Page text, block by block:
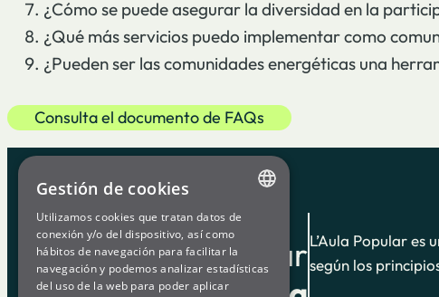
¿Cómo se puede asegurar la diversidad en la
¿Qué más servicios puedo implementar como
¿Pueden ser las comunidades energéticas una
Consulta el documento de FAQs
Aula PopularL’Aula Popular
según los
ENGLISH
SPANISH
GL
Gestión de cookies
Utilizamos cookies que tratan datos de
conexión y/o del dispositivo, así como
hábitos de navegación para facilitar la
navegación y podemos analizar estadísticas
del uso de la web para poder aplicar